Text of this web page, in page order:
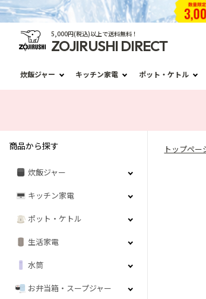
5,000円(税込)以上で送料無料！
ZOJIRUSHI DIRECT
炊飯ジャー キッチン家電 ポット・ケトル
トップペー
商品から探す
炊飯ジャー
キッチン家電
ポット・ケトル
生活家電
水筒
お弁当箱・スープジャー